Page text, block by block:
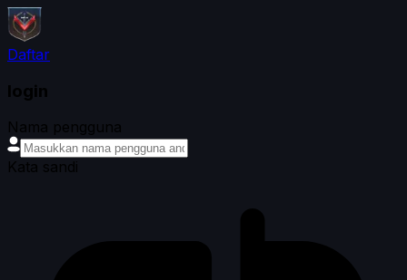
Daftar
login
Nama pengguna
Kata sandi